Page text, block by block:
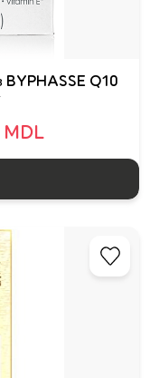
BYPHASSE Q10
MDL